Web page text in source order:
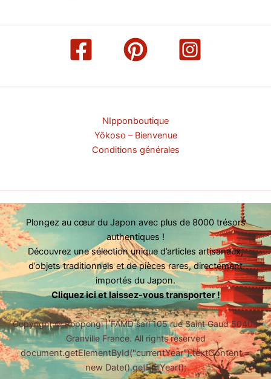
NIpponboutique
Yōkoso – Bienvenue
Conditions générales
Plongez au cœur du Japon avec plus de 8000 trésors
authentiques !
Découvrez une sélection unique d’articles artisanaux,
d’objets traditionnels et de pièces rares, directement
importés du Japon.
Cliquez ici et laissez-vous transporter !
Copyright ©Roppongi | FAMD sarl 105 rue Saint Gaud 50400
Granville France. All rights reserved
document.getElementById("currentYear").textContent =
new Date().getFullYear();